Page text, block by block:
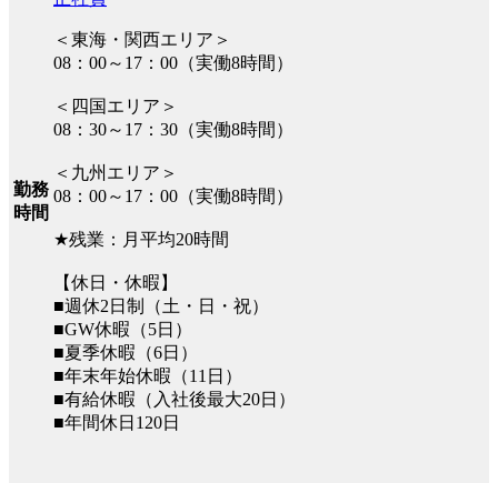
勤務
時間
＜東海・関西エリア＞
08：00～17：00（実働8時間）
＜四国エリア＞
08：30～17：30（実働8時間）
＜九州エリア＞
08：00～17：00（実働8時間）
★残業：月平均20時間
【休日・休暇】
■週休2日制（土・日・祝）
■GW休暇（5日）
■夏季休暇（6日）
■年末年始休暇（11日）
■有給休暇（入社後最大20日）
■年間休日120日